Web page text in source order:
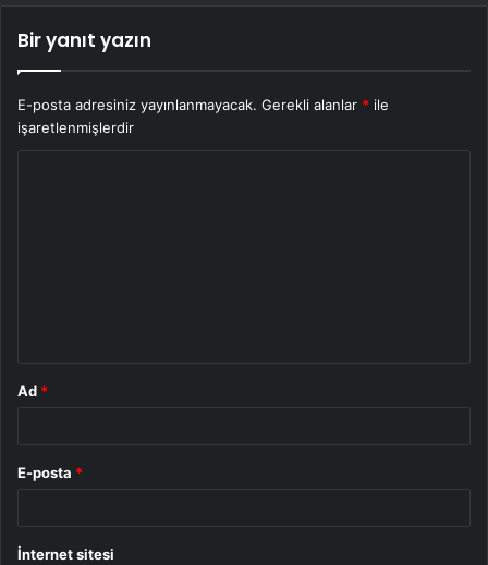
Bir yanıt yazın
E-posta adresiniz yayınlanmayacak. Gerekli alanlar * ile
işaretlenmişlerdir
Ad *
E-posta *
İnternet sitesi